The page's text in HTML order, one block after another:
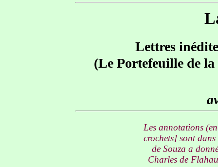
Lettres
(Le Portefeuille de
Les annotations
crochets] sont
de Souza a
Charles de